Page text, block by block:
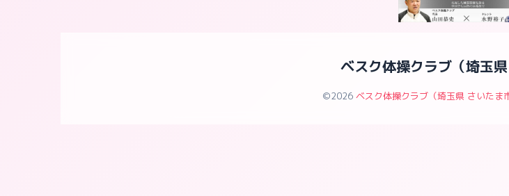
ベスク体操クラブ（埼玉県
©2026 ベスク体操クラブ（埼玉県 さいたま